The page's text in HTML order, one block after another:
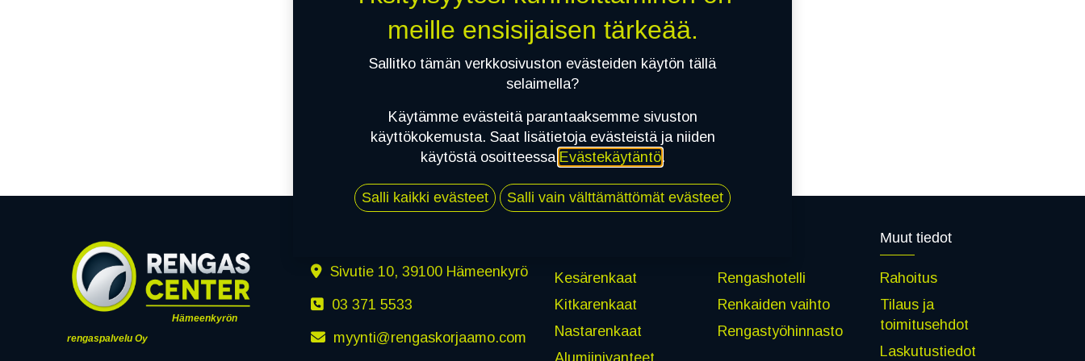
Salasana
Kirjaudu sisään
Google-kirjautuminen
Hämeenkyrön
rengaspalvelu Oy
Sivutie 10, 39100 Hämeenkyrö
03 371 5533
myynti@rengaskorjaamo.com
Kesärenkaat
Kitkarenkaat
Nastarenkaat
Alumiinivanteet
Rengashotelli
Renkaiden vaihto
Rengastyöhinnasto
Muut tiedot
Rahoitus
Tilaus ja
toimitusehdot
Laskutustiedot
meille ensisijaisen tärkeää.
Sallitko tämän verkkosivuston evästeiden käytön tällä
selaimella?
Käytämme evästeitä parantaaksemme sivuston
käyttökokemusta. Saat lisätietoja evästeistä ja niiden
käytöstä osoitteessa Evästekäytäntö.
Salli kaikki evästeet Salli vain välttämättömät evästeet